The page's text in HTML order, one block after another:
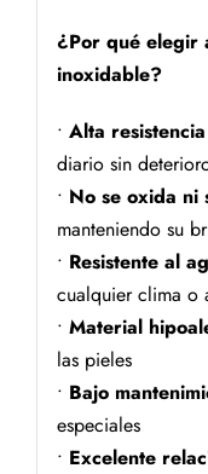
¿Por qué elegir
inoxidable?
• Alta
diario sin
• No se oxida ni
manteniendo su
• Resistente al
cualquier clima o
• Material
las pieles
• Bajo
especiales
• Excelente